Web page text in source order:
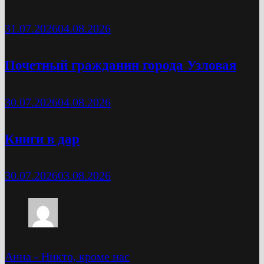
31.07.202604.08.2026
Почетный гражданин города Узловая
30.07.202604.08.2026
Книги в дар
30.07.202603.08.2026
Анна - Никто, кроме нас